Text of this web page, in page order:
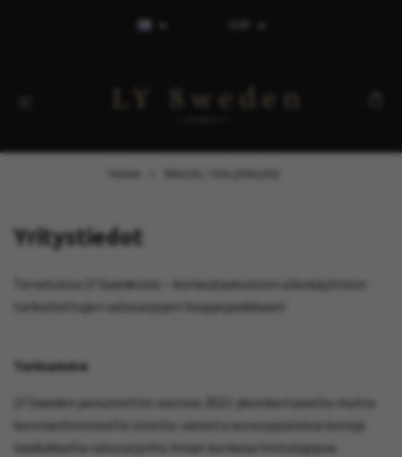
Yritystiedot
Tervetuloa LY Swedeniin – korkealaatuisten ulkokäyttöön
tarkoitettujen valosarjojen huippupaikkaan!
Tarinamme
LY Sweden perustettiin vuonna 2021 yksinkertaisella mutta
kunnianhimoisella visiolla: valaista eurooppalaisia koteja
laadukkailla valosarjoilla ilman korkeaa hintalappua.